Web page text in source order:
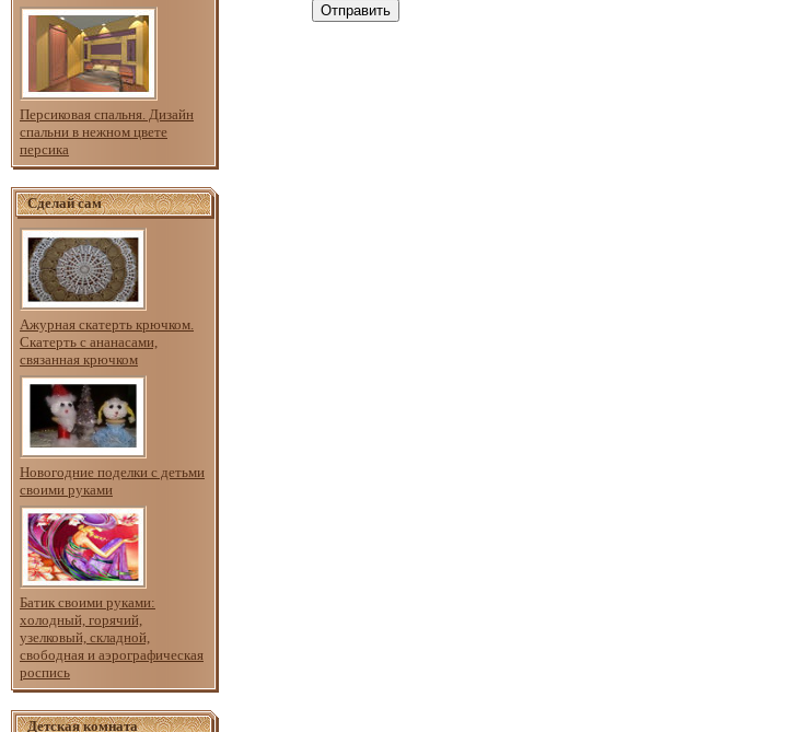
Персиковая спальня. Дизайн
спальни в нежном цвете
персика
Сделай сам
Ажурная скатерть крючком.
Скатерть с ананасами,
связанная крючком
Новогодние поделки с детьми
своими руками
Батик своими руками:
холодный, горячий,
узелковый, складной,
свободная и аэрографическая
роспись
Детская комната
Отправить